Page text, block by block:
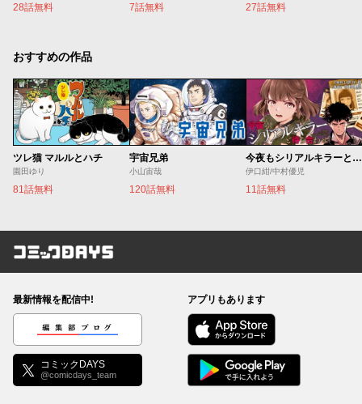
28話無料 7話無料 27話無料
おすすめの作品
ツレ猫 マルルとハチ
園田ゆり
81話無料
宇宙兄弟
小山宙哉
120話無料
今夜もシリアルキラーと待ち合わせ
伊口紺/中村優児
11話無料
コミックDAYS
最新情報を配信中!
編集部ブログ
コミックDAYS
@comicdays_team
アプリもあります